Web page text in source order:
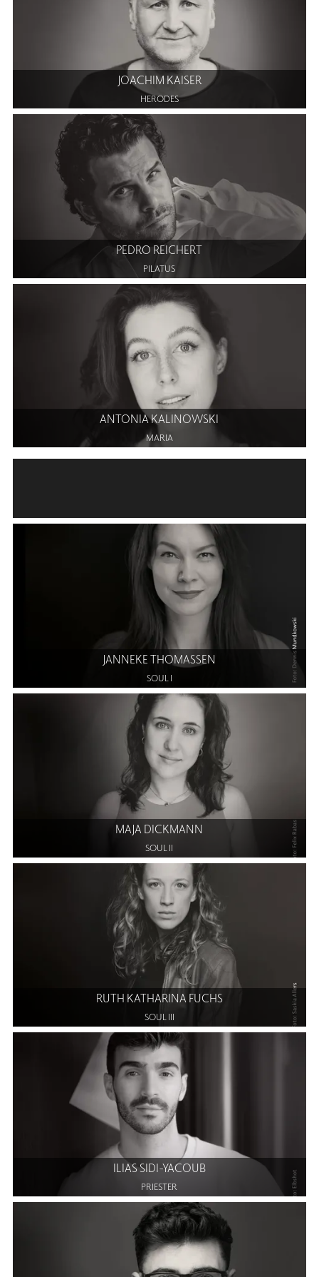
JOACHIM KAISER
HERODES
PEDRO REICHERT
PILATUS
ANTONIA KALINOWSKI
MARIA
JANNEKE THOMASSEN
SOUL I
MAJA DICKMANN
SOUL II
RUTH KATHARINA FUCHS
SOUL III
ILIAS SIDI-YACOUB
PRIESTER